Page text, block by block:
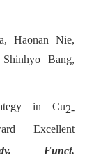
Haonan Nie,
Bang,
in Cu2-
Excellent
Funct.